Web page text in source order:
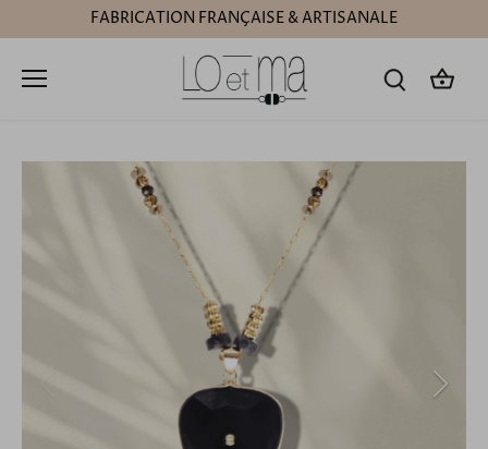
au
FABRICATION FRANÇAISE & ARTISANALE